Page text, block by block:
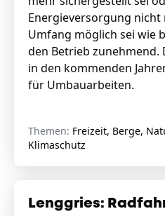
Energieversorgung nicht
Umfang möglich sei wie
den Betrieb zunehmend.
in den kommenden
für Umbauarbeiten.
Themen: Freizeit, Berge,
Klimaschutz
Lenggries: